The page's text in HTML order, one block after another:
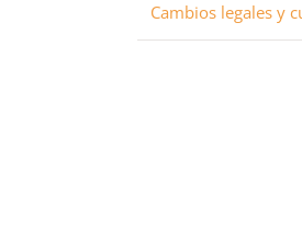
Cambios legales y